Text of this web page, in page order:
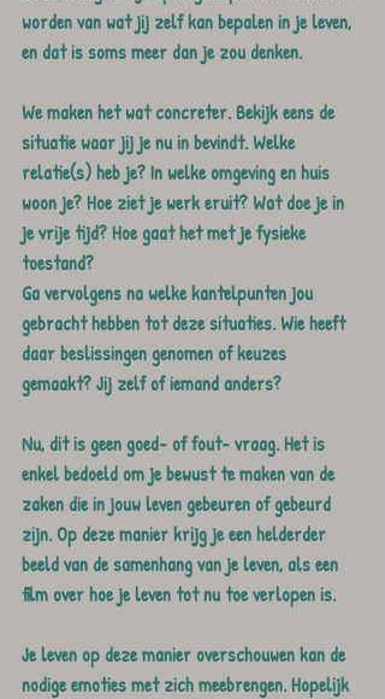
worden van wat jij zelf kan bepalen in je leven,
en dat is soms meer dan je zou denken.
We maken het wat concreter. Bekijk eens de
situatie waar jij je nu in bevindt. Welke
relatie(s) heb je? In welke omgeving en huis
woon je? Hoe ziet je werk eruit? Wat doe je in
je vrije tijd? Hoe gaat het met je fysieke
toestand?
Ga vervolgens na welke kantelpunten jou
gebracht hebben tot deze situaties. Wie heeft
daar beslissingen genomen of keuzes
gemaakt? Jij zelf of iemand anders?
Nu, dit is geen goed- of fout- vraag. Het is
enkel bedoeld om je bewust te maken van de
zaken die in jouw leven gebeuren of gebeurd
zijn. Op deze manier krijg je een helderder
beeld van de samenhang van je leven, als een
film over hoe je leven tot nu toe verlopen is.
Je leven op deze manier overschouwen kan de
nodige emoties met zich meebrengen. Hopelijk